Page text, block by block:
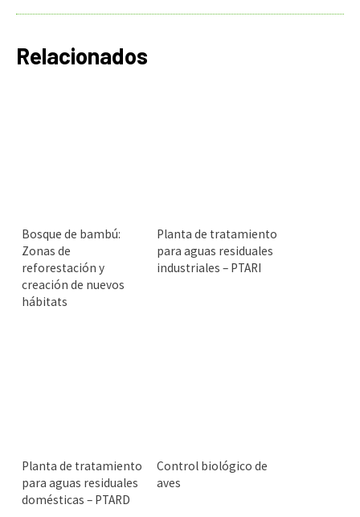
Relacionados
Bosque de bambú:
Zonas de
reforestación y
creación de nuevos
hábitats
Planta de tratamiento
para aguas residuales
industriales – PTARI
Planta de tratamiento
para aguas residuales
domésticas – PTARD
Control biológico de
aves